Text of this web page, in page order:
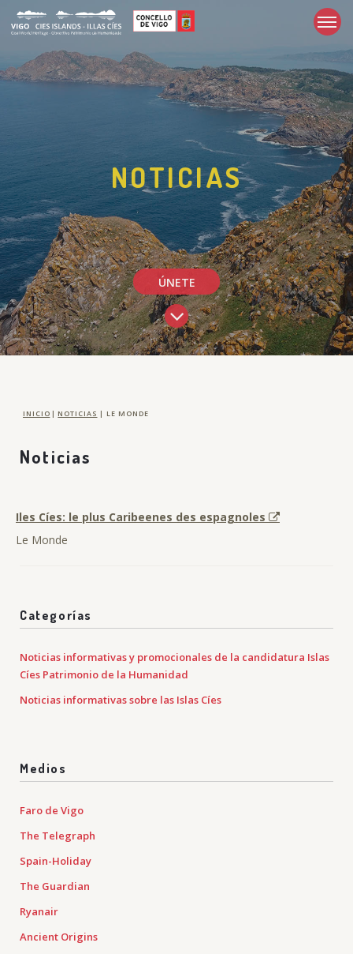
NOTICIAS
ÚNETE
INICIO | NOTICIAS | LE MONDE
Noticias
Iles Cíes: le plus Caribeenes des espagnoles
Le Monde
Categorías
Noticias informativas y promocionales de la candidatura Islas
Cíes Patrimonio de la Humanidad
Noticias informativas sobre las Islas Cíes
Medios
Faro de Vigo
The Telegraph
Spain-Holiday
The Guardian
Ryanair
Ancient Origins